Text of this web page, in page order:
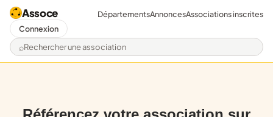
Assoce
Rechercher une association
DépartementsAnnoncesAssociations inscrites
Connexion